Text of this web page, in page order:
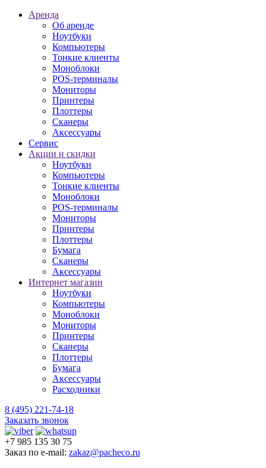
Аренда
Об аренде
Ноутбуки
Компьютеры
Тонкие клиенты
Моноблоки
POS-терминалы
Мониторы
Принтеры
Плоттеры
Сканеры
Аксессуары
Сервис
Акции и скидки
Ноутбуки
Компьютеры
Тонкие клиенты
Моноблоки
POS-терминалы
Мониторы
Принтеры
Плоттеры
Бумага
Сканеры
Аксессуары
Интернет магазин
Ноутбуки
Компьютеры
Моноблоки
Мониторы
Принтеры
Сканеры
Плоттеры
Бумага
Аксессуары
Расходники
8 (495) 221-74-18
Заказать звонок
+7 985 135 30 75
Заказ по e-mail: zakaz@pacheco.ru